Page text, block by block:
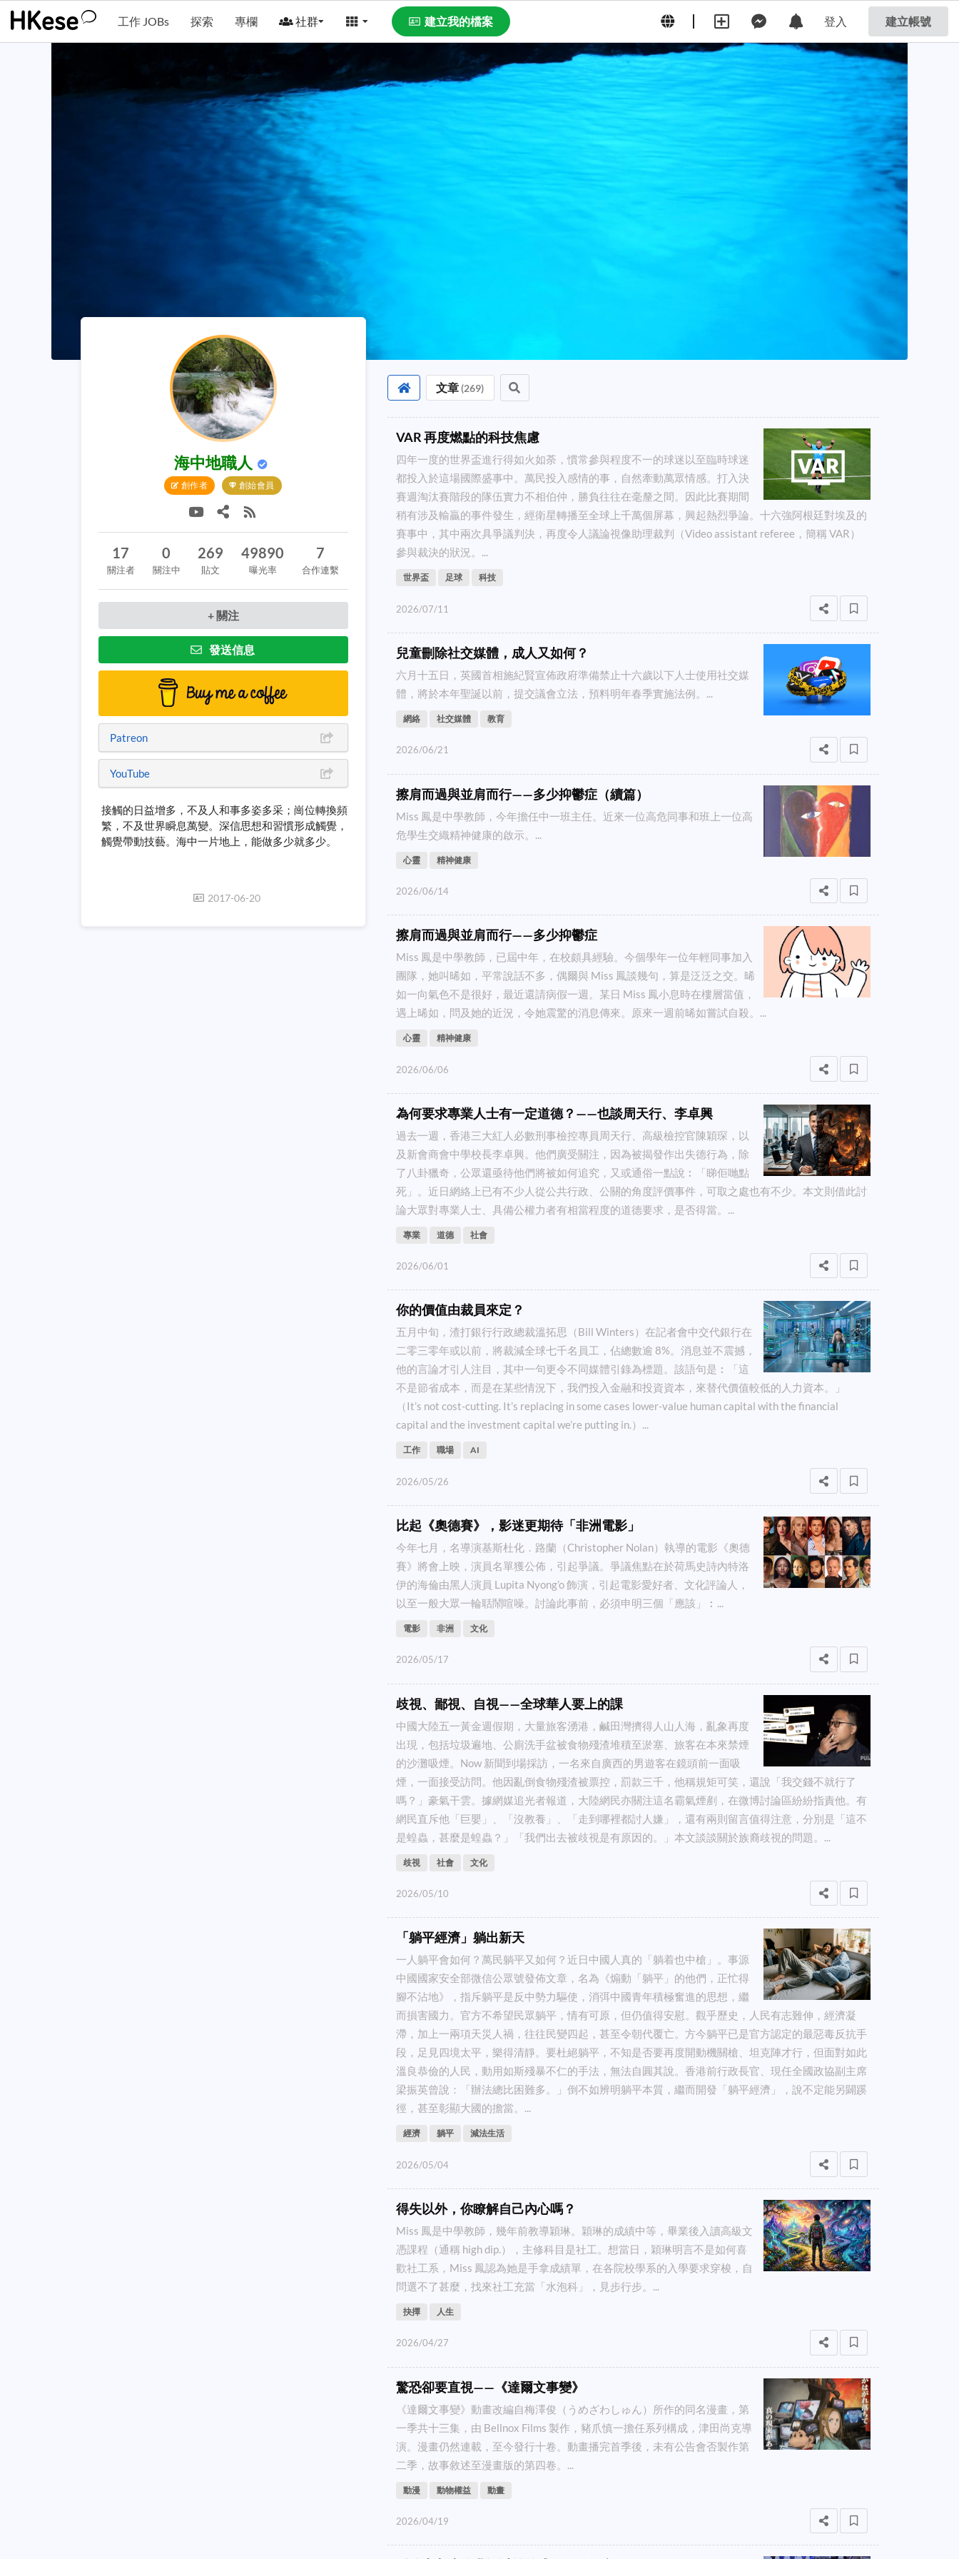
工作 JOBs 探索 專欄 社群 建立我的檔案 登入 建立帳號
海中地職人
創作者 創始會員
17
關注者
0
關注中
269
貼文
49890
曝光率
7
合作連繫
+ 關注
發送信息
Patreon
YouTube
接觸的日益增多，不及人和事多姿多采；崗位轉換頻
繁，不及世界瞬息萬變。深信思想和習慣形成觸覺，
觸覺帶動技藝。海中一片地上，能做多少就多少。
2017-06-20
文章 (269)
VAR 再度燃點的科技焦慮
四年一度的世界盃進行得如火如荼，慣常參與程度不一的球迷以至臨時球迷
都投入於這場國際盛事中。萬民投入感情的事，自然牽動萬眾情感。打入決
賽週淘汰賽階段的隊伍實力不相伯仲，勝負往往在毫釐之間。因此比賽期間
稍有涉及輸贏的事件發生，經衛星轉播至全球上千萬個屏幕，興起熱烈爭論。十六強阿根廷對埃及的
賽事中，其中兩次具爭議判決，再度令人議論視像助理裁判（Video assistant referee，簡稱 VAR）
參與裁決的狀況。...
世界盃 足球 科技
2026/07/11
兒童刪除社交媒體，成人又如何？
六月十五日，英國首相施紀賢宣佈政府準備禁止十六歲以下人士使用社交媒
體，將於本年聖誕以前，提交議會立法，預料明年春季實施法例。...
網絡 社交媒體 教育
2026/06/21
擦肩而過與並肩而行——多少抑鬱症（續篇）
Miss 鳳是中學教師，今年擔任中一班主任。近來一位高危同事和班上一位高
危學生交織精神健康的啟示。...
心靈 精神健康
2026/06/14
擦肩而過與並肩而行——多少抑鬱症
Miss 鳳是中學教師，已屆中年，在校頗具經驗。今個學年一位年輕同事加入
團隊，她叫晞如，平常說話不多，偶爾與 Miss 鳳談幾句，算是泛泛之交。晞
如一向氣色不是很好，最近還請病假一週。某日 Miss 鳳小息時在樓層當值，
遇上晞如，問及她的近況，令她震驚的消息傳來。原來一週前晞如嘗試自殺。...
心靈 精神健康
2026/06/06
為何要求專業人士有一定道德？——也談周天行、李卓興
過去一週，香港三大紅人必數刑事檢控專員周天行、高級檢控官陳穎琛，以
及新會商會中學校長李卓興。他們廣受關注，因為被揭發作出失德行為，除
了八卦獵奇，公眾還亟待他們將被如何追究，又或通俗一點說︰「睇佢哋點
死」。近日網絡上已有不少人從公共行政、公關的角度評價事件，可取之處也有不少。本文則借此討
論大眾對專業人士、具備公權力者有相當程度的道德要求，是否得當。...
專業 道德 社會
2026/06/01
你的價值由裁員來定？
五月中旬，渣打銀行行政總裁溫拓思（Bill Winters）在記者會中交代銀行在
二零三零年或以前，將裁減全球七千名員工，佔總數逾 8%。消息並不震撼，
他的言論才引人注目，其中一句更令不同媒體引錄為標題。該語句是︰「這
不是節省成本，而是在某些情況下，我們投入金融和投資資本，來替代價值較低的人力資本。」
（It’s not cost-cutting. It’s replacing in some cases lower-value human capital with the financial
capital and the investment capital we’re putting in.）...
工作 職場 AI
2026/05/26
比起《奧德賽》，影迷更期待「非洲電影」
今年七月，名導演基斯杜化．路蘭（Christopher Nolan）執導的電影《奧德
賽》將會上映，演員名單獲公佈，引起爭議。爭議焦點在於荷馬史詩內特洛
伊的海倫由黑人演員 Lupita Nyong’o 飾演，引起電影愛好者、文化評論人，
以至一般大眾一輪聒鬧喧噪。討論此事前，必須申明三個「應該」︰...
電影 非洲 文化
2026/05/17
歧視、鄙視、自視——全球華人要上的課
中國大陸五一黃金週假期，大量旅客湧港，鹹田灣擠得人山人海，亂象再度
出現，包括垃圾遍地、公廁洗手盆被食物殘渣堆積至淤塞、旅客在本來禁煙
的沙灘吸煙。Now 新聞到場採訪，一名來自廣西的男遊客在鏡頭前一面吸
煙，一面接受訪問。他因亂倒食物殘渣被票控，罰款三千，他稱規矩可笑，還說「我交錢不就行了
嗎？」豪氣干雲。據網媒追光者報道，大陸網民亦關注這名霸氣煙剷，在微博討論區紛紛指責他。有
網民直斥他「巨嬰」、「沒教養」、「走到哪裡都討人嫌」，還有兩則留言值得注意，分別是「這不
是蝗蟲，甚麼是蝗蟲？」「我們出去被歧視是有原因的。」本文談談關於族裔歧視的問題。...
歧視 社會 文化
2026/05/10
「躺平經濟」躺出新天
一人躺平會如何？萬民躺平又如何？近日中國人真的「躺着也中槍」。事源
中國國家安全部微信公眾號發佈文章，名為《煽動「躺平」的他們，正忙得
腳不沾地》，指斥躺平是反中勢力驅使，消弭中國青年積極奮進的思想，繼
而損害國力。官方不希望民眾躺平，情有可原，但仍值得安慰。觀乎歷史，人民有志難伸，經濟凝
滯，加上一兩項天災人禍，往往民變四起，甚至令朝代覆亡。方今躺平已是官方認定的最惡毒反抗手
段，足見四境太平，樂得清靜。要杜絕躺平，不知是否要再度開動機關槍、坦克陣才行，但面對如此
溫良恭儉的人民，動用如斯殘暴不仁的手法，無法自圓其說。香港前行政長官、現任全國政協副主席
梁振英曾說：「辦法總比困難多。」倒不如辨明躺平本質，繼而開發「躺平經濟」，說不定能另闢蹊
徑，甚至彰顯大國的擔當。...
經濟 躺平 減法生活
2026/05/04
得失以外，你瞭解自己內心嗎？
Miss 鳳是中學教師，幾年前教導穎琳。穎琳的成績中等，畢業後入讀高級文
憑課程（通稱 high dip.），主修科目是社工。想當日，穎琳明言不是如何喜
歡社工系，Miss 鳳認為她是手拿成績單，在各院校學系的入學要求穿梭，自
問選不了甚麼，找來社工充當「水泡科」，見步行步。...
抉擇 人生
2026/04/27
驚恐卻要直視——《達爾文事變》
《達爾文事變》動畫改編自梅澤俊（うめざわしゅん）所作的同名漫畫，第
一季共十三集，由 Bellnox Films 製作，豬爪慎一擔任系列構成，津田尚克導
演。漫畫仍然連載，至今發行十卷。動畫播完首季後，未有公告會否製作第
二季，故事敘述至漫畫版的第四卷。...
動漫 動物權益 動畫
2026/04/19